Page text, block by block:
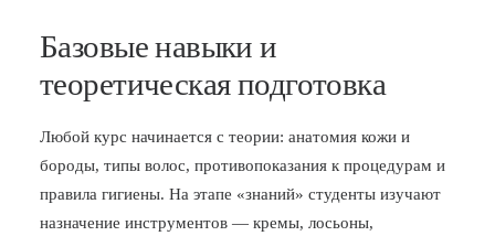
Базовые навыки и
теоретическая подготовка
Любой курс начинается с теории: анатомия кожи и
бороды, типы волос, противопоказания к процедурам и
правила гигиены. На этапе «знаний» студенты изучают
назначение инструментов — кремы, лосьоны,